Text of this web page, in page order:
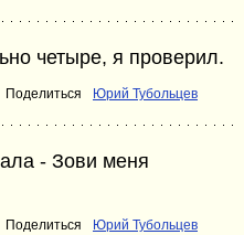
четыре, я проверил.
Поделиться Юрий Тубольцев
- Зови меня
Поделиться Юрий Тубольцев